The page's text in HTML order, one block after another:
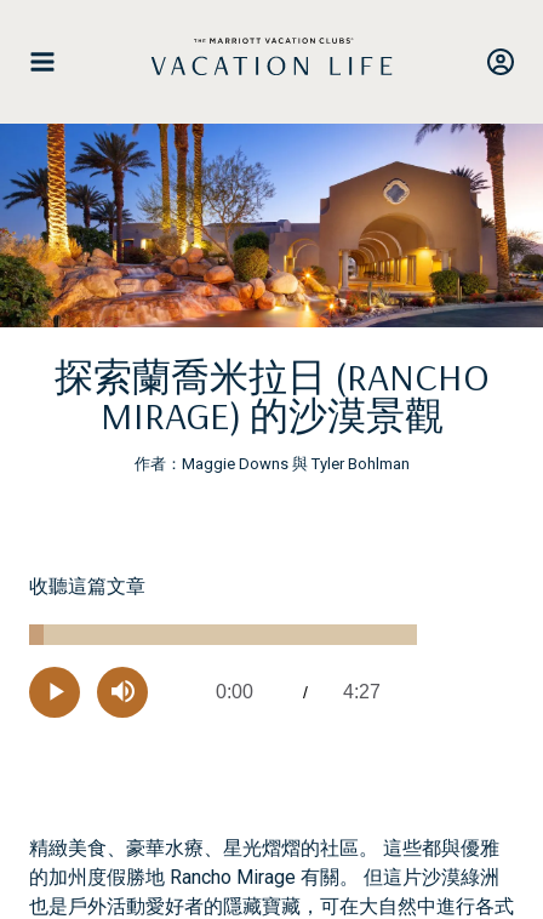
探索蘭喬米拉日 (RANCHO
MIRAGE) 的沙漠景觀
作者：Maggie Downs 與 Tyler Bohlman
收聽這篇文章
Play Mute Current
0:00 /
3.67%
Remaining
4:27
精緻美食、豪華水療、星光熠熠的社區。 這些都與優雅
的加州度假勝地 Rancho Mirage 有關。 但這片沙漠綠洲
也是戶外活動愛好者的隱藏寶藏，可在大自然中進行各式